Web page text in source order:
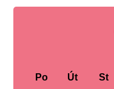
Po Út St